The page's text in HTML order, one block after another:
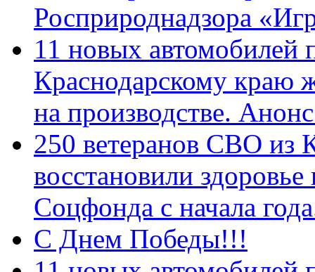
Росприроднадзора
11 новых автомобилей
Краснодарскому краю
на производстве.
250 ветеранов СВО из
восстановили
Соцфонда с начала
С Днем Победы!!!